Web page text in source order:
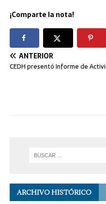
¡Comparte la nota!
ANTERIOR
CEDH presentó Informe de
ARCHIVO HISTÓRICO